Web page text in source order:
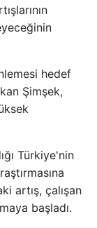
hedef
Şimşek,
Türkiye'nin
artış, çalışan
başladı.